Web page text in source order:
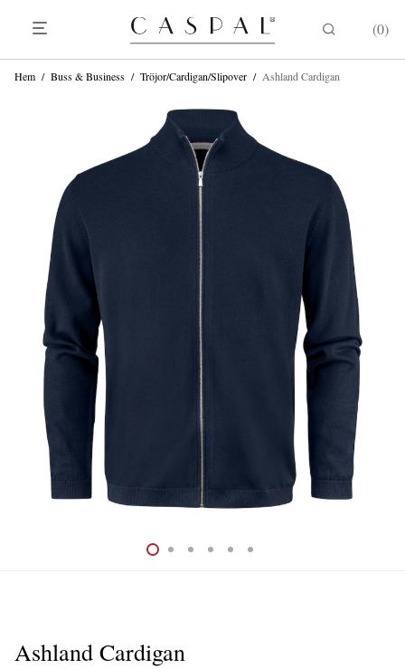
0
Hem / Buss & Business / Tröjor/Cardigan/Slipover / Ashland Cardigan
Ashland Cardigan